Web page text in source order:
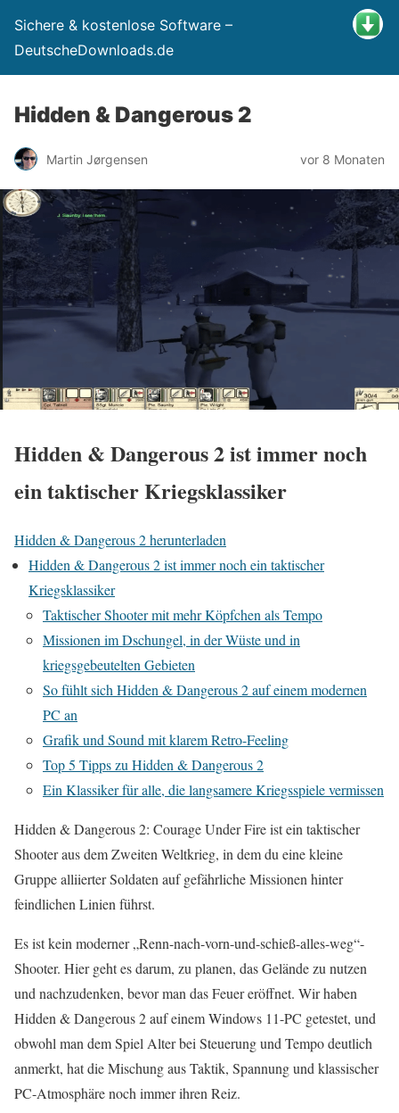
Sichere & kostenlose Software –
DeutscheDownloads.de
Hidden & Dangerous 2
Martin Jørgensen vor 8 Monaten
Hidden & Dangerous 2 ist immer noch
ein taktischer Kriegsklassiker
Hidden & Dangerous 2 herunterladen
Hidden & Dangerous 2 ist immer noch ein taktischer
Kriegsklassiker
Taktischer Shooter mit mehr Köpfchen als Tempo
Missionen im Dschungel, in der Wüste und in
kriegsgebeutelten Gebieten
So fühlt sich Hidden & Dangerous 2 auf einem modernen
PC an
Grafik und Sound mit klarem Retro-Feeling
Top 5 Tipps zu Hidden & Dangerous 2
Ein Klassiker für alle, die langsamere Kriegsspiele vermissen
Hidden & Dangerous 2: Courage Under Fire ist ein taktischer
Shooter aus dem Zweiten Weltkrieg, in dem du eine kleine
Gruppe alliierter Soldaten auf gefährliche Missionen hinter
feindlichen Linien führst.
Es ist kein moderner „Renn-nach-vorn-und-schieß-alles-weg“-
Shooter. Hier geht es darum, zu planen, das Gelände zu nutzen
und nachzudenken, bevor man das Feuer eröffnet. Wir haben
Hidden & Dangerous 2 auf einem Windows 11-PC getestet, und
obwohl man dem Spiel Alter bei Steuerung und Tempo deutlich
anmerkt, hat die Mischung aus Taktik, Spannung und klassischer
PC-Atmosphäre noch immer ihren Reiz.